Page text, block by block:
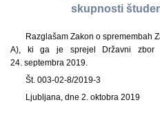
skupnosti
Razglašam Zakon o spremembah
A), ki ga je sprejel Državni zbor
24. septembra 2019.
Št. 003-02-8/2019-3
Ljubljana, dne 2. oktobra 2019